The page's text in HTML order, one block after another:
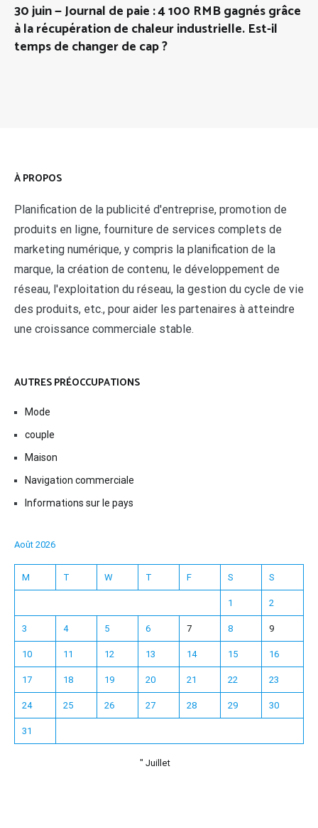
30 juin — Journal de paie : 4 100 RMB gagnés grâce
à la récupération de chaleur industrielle. Est-il
temps de changer de cap ?
À PROPOS
Planification de la publicité d'entreprise, promotion de
produits en ligne, fourniture de services complets de
marketing numérique, y compris la planification de la
marque, la création de contenu, le développement de
réseau, l'exploitation du réseau, la gestion du cycle de vie
des produits, etc., pour aider les partenaires à atteindre
une croissance commerciale stable.
AUTRES PRÉOCCUPATIONS
Mode
couple
Maison
Navigation commerciale
Informations sur le pays
Août 2026
M T W T F S S
1 2
3 4 5 6 7 8 9
10 11 12 13 14 15 16
17 18 19 20 21 22 23
24 25 26 27 28 29 30
31
" Juillet